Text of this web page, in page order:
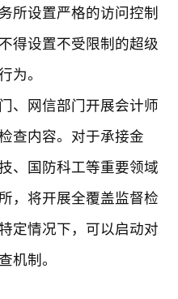
所设置严格的访问控制
得设置不受限制的超级
为。
网信部门开展会计师
查内容。对于承接金
、国防科工等重要领域
，将开展全覆盖监督检
定情况下，可以启动对
机制。